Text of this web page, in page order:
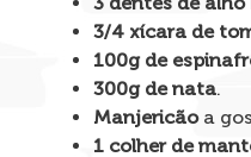
3/4 xícara de
100g de
300g de nata.
Manjericãoa
1 colher de